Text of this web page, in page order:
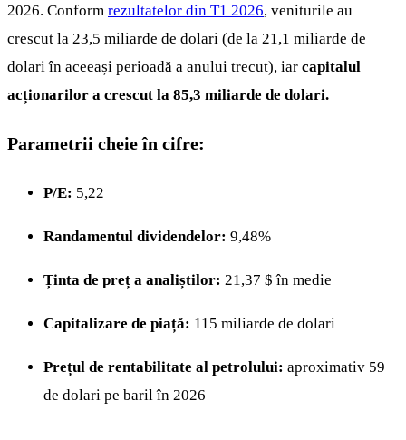
2026. Conform rezultatelor din T1 2026, veniturile au
crescut la 23,5 miliarde de dolari (de la 21,1 miliarde de
dolari în aceeași perioadă a anului trecut), iar capitalul
acționarilor a crescut la 85,3 miliarde de dolari.
Parametrii cheie în cifre:
P/E: 5,22
Randamentul dividendelor: 9,48%
Ținta de preț a analiștilor: 21,37 $ în medie
Capitalizare de piață: 115 miliarde de dolari
Prețul de rentabilitate al petrolului: aproximativ 59
de dolari pe baril în 2026